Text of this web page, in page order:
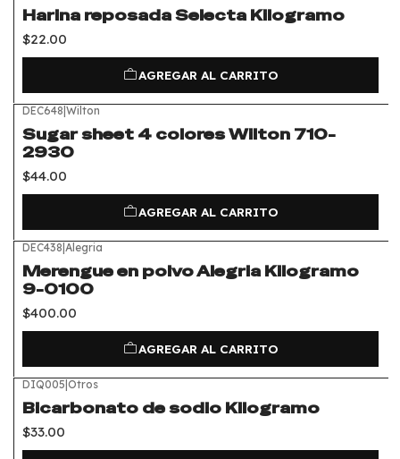
Harina reposada Selecta Kilogramo
$22.00
AGREGAR AL CARRITO
DEC648 Wilton
Sugar sheet 4 colores Wilton 710-
2930
$44.00
AGREGAR AL CARRITO
DEC438 Alegria
Merengue en polvo Alegria Kilogramo
9-0100
$400.00
AGREGAR AL CARRITO
DIQ005 Otros
Bicarbonato de sodio Kilogramo
$33.00